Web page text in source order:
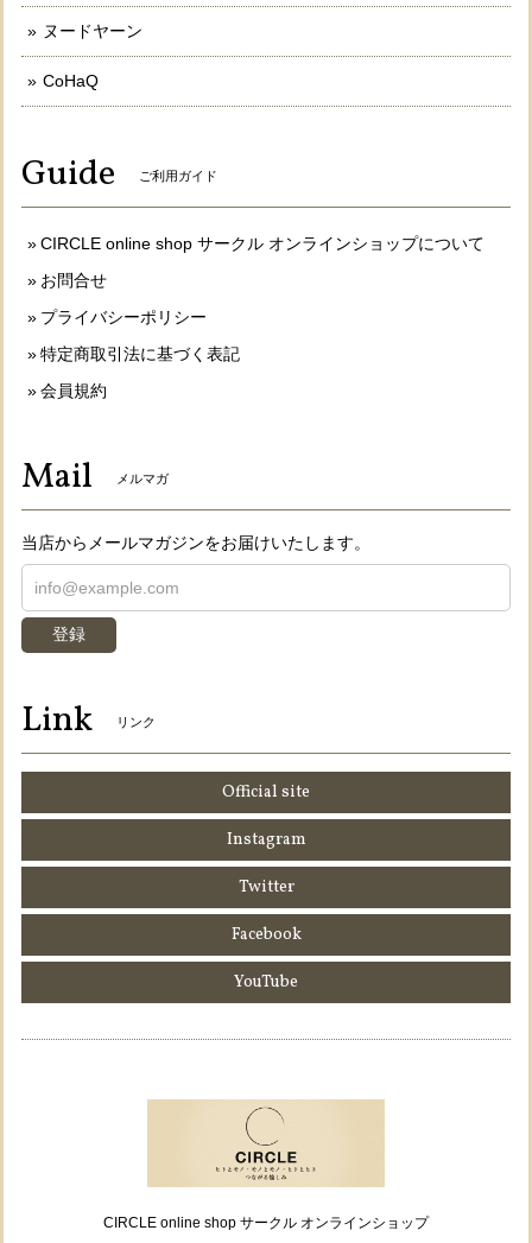
ヌードヤーン
CoHaQ
Guide ご利用ガイド
CIRCLE online shop サークル オンラインショップについて
お問合せ
プライバシーポリシー
特定商取引法に基づく表記
会員規約
Mail メルマガ
当店からメールマガジンをお届けいたします。
登録
Link リンク
Official site
Instagram
Twitter
Facebook
YouTube
CIRCLE online shop サークル オンラインショップ